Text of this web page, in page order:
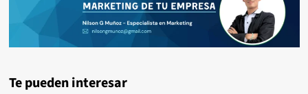
Te pueden interesar